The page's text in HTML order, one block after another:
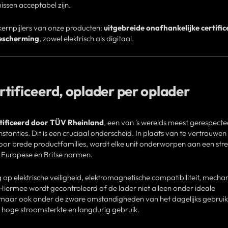
acceptabel zijn.
van onze producten: uitgebreide onafhankelijke
, zowel elektrisch als digitaal.
oplader per oplader
door TÜV Rheinland, een van 's werelds meest
Dit is een cruciaal onderscheid. In plaats van te
brede productfamilies, wordt elke unit onderworpen aan een
en Britse normen.
elektrische veiligheid, elektromagnetische compatibiliteit,
wordt gecontroleerd of de lader niet alleen onder ideale
ook onder de zware omstandigheden van het dagelijks
stroomsterkte en langdurig gebruik.